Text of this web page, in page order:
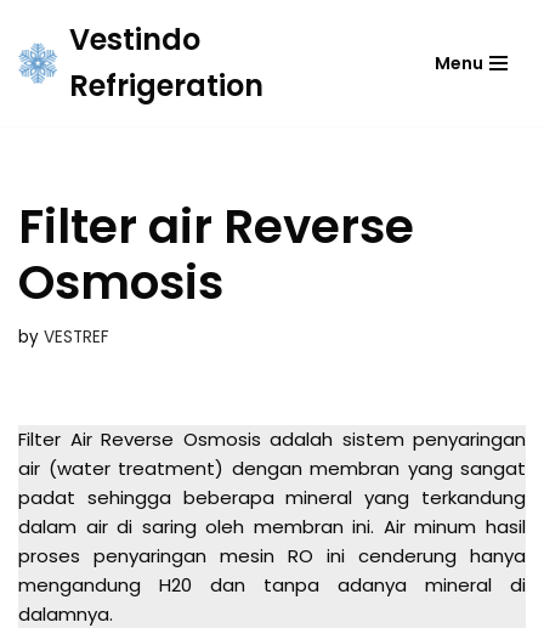
Skip
Vestindo
Refrigeration
Menu
Filter air Reverse
Osmosis
by VESTREF
Filter Air Reverse Osmosis adalah sistem penyaringan
air (water treatment) dengan membran yang sangat
padat sehingga beberapa mineral yang terkandung
dalam air di saring oleh membran ini. Air minum hasil
proses penyaringan mesin RO ini cenderung hanya
mengandung H20 dan tanpa adanya mineral di
dalamnya.